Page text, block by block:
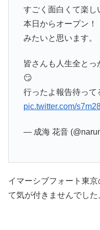
すごく面白くて楽し
本日からオープン！
みたいと思います。
皆さんも人生全と
😏
行ったよ報告待って
pic.twitter.com/
— 成海 花音
イマーシブフォート東
て気が付きませんでした